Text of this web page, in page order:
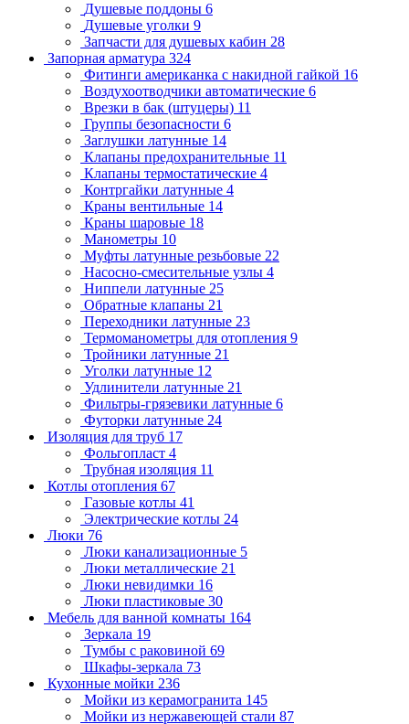
Душевые поддоны 6
Душевые уголки 9
Запчасти для душевых кабин 28
Запорная арматура 324
Фитинги американка с накидной гайкой 16
Воздухоотводчики автоматические 6
Врезки в бак (штуцеры) 11
Группы безопасности 6
Заглушки латунные 14
Клапаны предохранительные 11
Клапаны термостатические 4
Контргайки латунные 4
Краны вентильные 14
Краны шаровые 18
Манометры 10
Муфты латунные резьбовые 22
Насосно-смесительные узлы 4
Ниппели латунные 25
Обратные клапаны 21
Переходники латунные 23
Термоманометры для отопления 9
Тройники латунные 21
Уголки латунные 12
Удлинители латунные 21
Фильтры-грязевики латунные 6
Футорки латунные 24
Изоляция для труб 17
Фольгопласт 4
Трубная изоляция 11
Котлы отопления 67
Газовые котлы 41
Электрические котлы 24
Люки 76
Люки канализационные 5
Люки металлические 21
Люки невидимки 16
Люки пластиковые 30
Мебель для ванной комнаты 164
Зеркала 19
Тумбы с раковиной 69
Шкафы-зеркала 73
Кухонные мойки 236
Мойки из керамогранита 145
Мойки из нержавеющей стали 87